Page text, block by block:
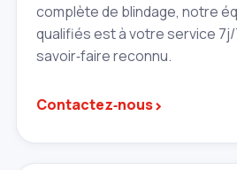
complète de blindage, notre
qualifiés est à votre service 7j/
savoir‑faire reconnu.
Contactez‑nous›